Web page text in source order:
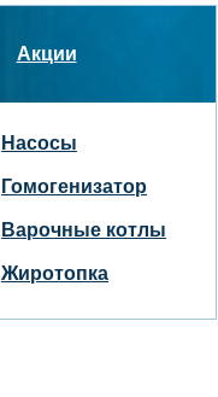
Акции
Насосы
Гомогенизатор
Варочные котлы
Жиротопка